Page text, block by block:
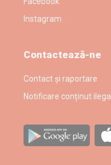
Instagram
Contactează-ne
Contact și raportare
Notificare conținut ilegal